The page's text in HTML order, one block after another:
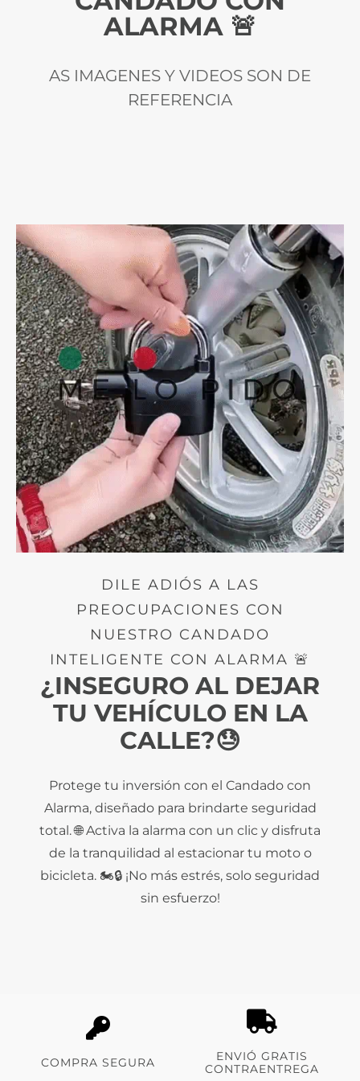
ALARMA 🚨
AS IMAGENES Y VIDEOS SON DE
REFERENCIA
DILE ADIÓS A LAS
PREOCUPACIONES CON
NUESTRO CANDADO
INTELIGENTE CON ALARMA 🚨
¿INSEGURO AL DEJAR
TU VEHÍCULO EN LA
CALLE?😓
Protege tu inversión con el Candado con
Alarma, diseñado para brindarte seguridad
total. 🌐 Activa la alarma con un clic y disfruta
de la tranquilidad al estacionar tu moto o
bicicleta. 🏍️🔒 ¡No más estrés, solo seguridad
sin esfuerzo!
COMPRA SEGURA
ENVIÓ GRATIS
CONTRAENTREGA